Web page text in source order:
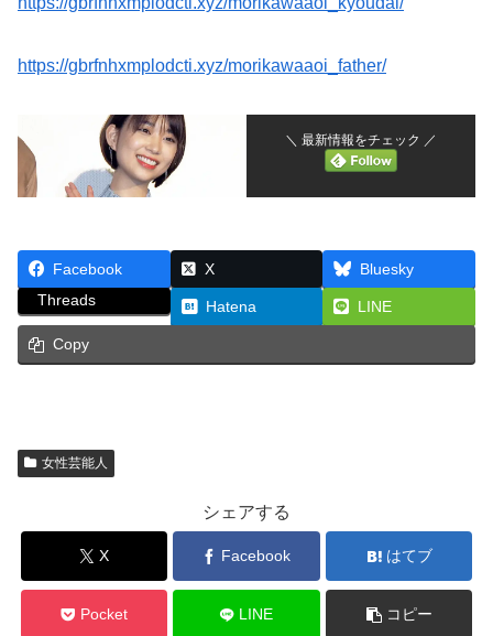
https://gbrfnhxmplodcti.xyz/morikawaaoi_father/
＼ 最新情報をチェック ／
Facebook X
Bluesky
Threads
Hatena LINE
Copy
女性芸能人
シェアする
X Facebook はてブ
Pocket LINE コピー